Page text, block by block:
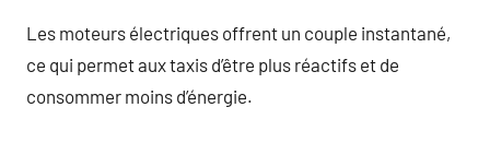
Les moteurs électriques offrent un couple instantané,
ce qui permet aux taxis d’être plus réactifs et de
consommer moins d’énergie.